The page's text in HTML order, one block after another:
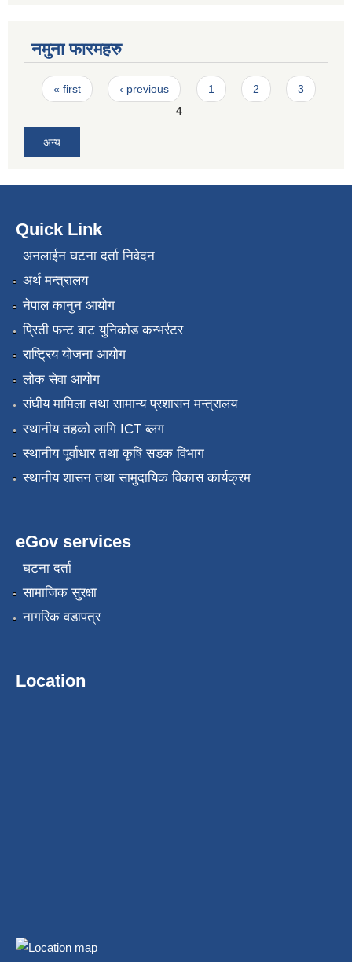
नमुना फारमहरु
Pages
« first ‹ previous 1 2
3
4
अन्य
Quick Link
अनलाईन घटना दर्ता निवेदन
अर्थ मन्त्रालय
नेपाल कानुन आयोग
प्रिती फन्ट बाट युनिकोड कन्भर्रटर
राष्ट्रिय योजना आयोग
लोक सेवा आयोग
संघीय मामिला तथा सामान्य प्रशासन मन्त्रालय
स्थानीय तहको लागि ICT ब्लग
स्थानीय पूर्वाधार तथा कृषि सडक विभाग
स्थानीय शासन तथा सामुदायिक विकास कार्यक्रम
eGov services
घटना दर्ता
सामाजिक सुरक्षा
नागरिक वडापत्र
Location